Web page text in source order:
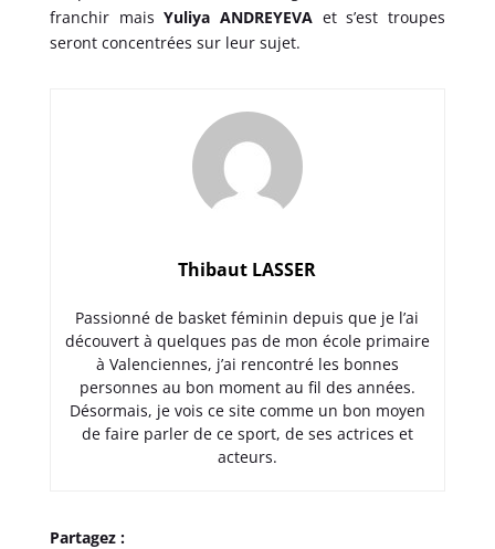
franchir mais Yuliya ANDREYEVA et s’est troupes
seront concentrées sur leur sujet.
Thibaut LASSER
Passionné de basket féminin depuis que je l’ai
découvert à quelques pas de mon école primaire
à Valenciennes, j’ai rencontré les bonnes
personnes au bon moment au fil des années.
Désormais, je vois ce site comme un bon moyen
de faire parler de ce sport, de ses actrices et
acteurs.
Partagez :